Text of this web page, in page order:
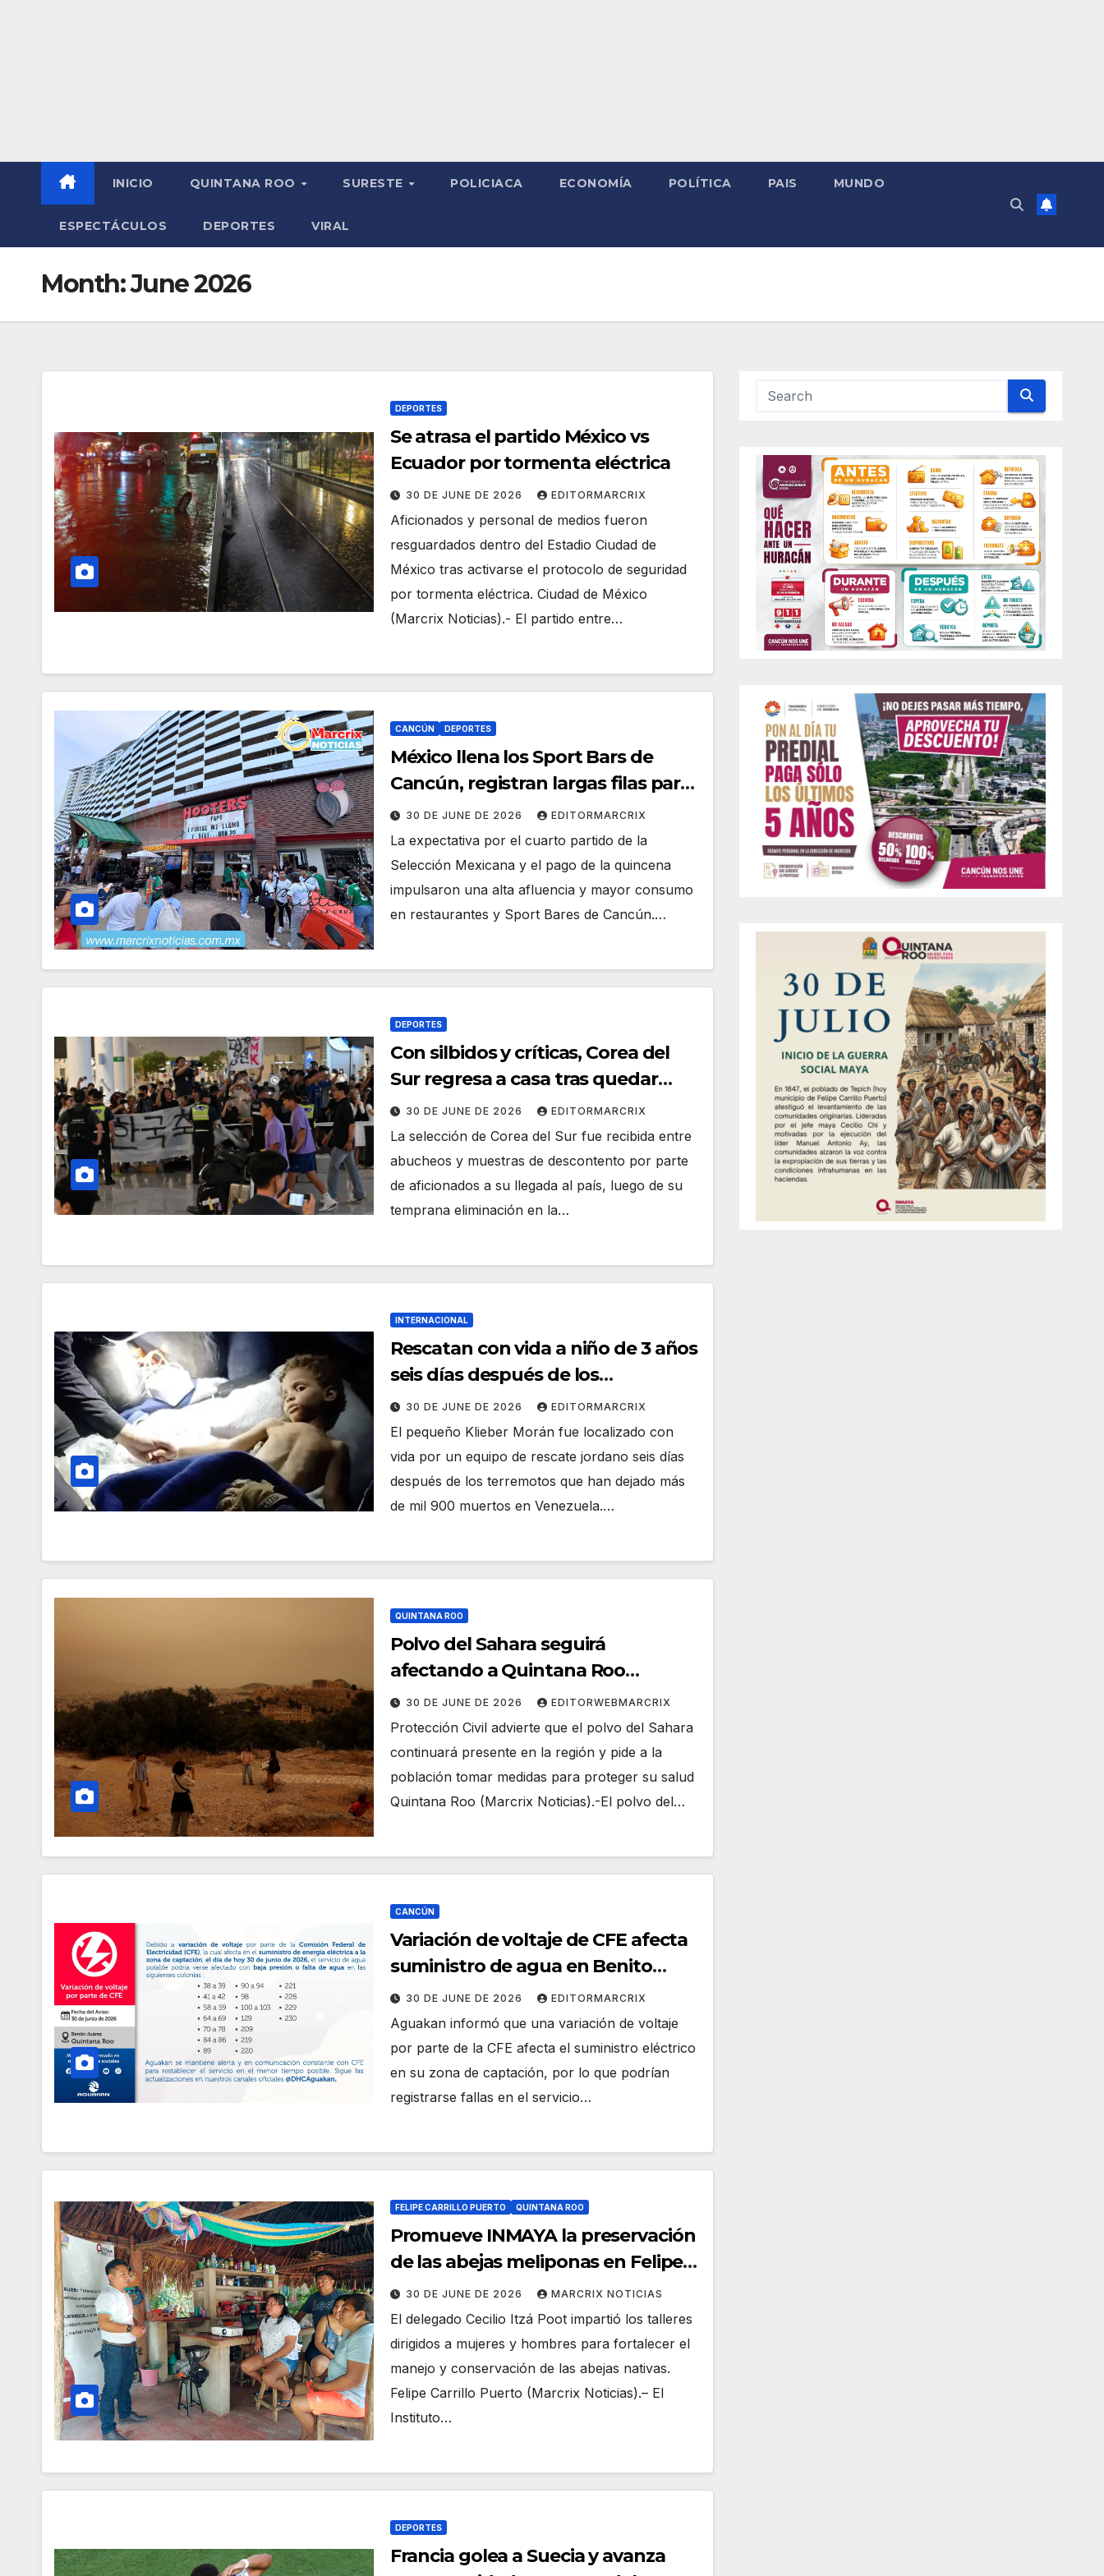
INICIO QUINTANA ROO SURESTE POLICIACA ECONOMÍA POLÍTICA PAIS MUNDO
ESPECTÁCULOS DEPORTES VIRAL
Month:June 2026
DEPORTES
Se atrasa el partido México vs
Ecuador por tormenta eléctrica
30 DE JUNE DE 2026 EDITORMARCRIX
Aficionados y personal de medios fueron
resguardados dentro del Estadio Ciudad de
México tras activarse el protocolo de seguridad
por tormenta eléctrica. Ciudad de México
(Marcrix Noticias).- El partido entre…
CANCÚN DEPORTES
México llena los Sport Bars de
Cancún, registran largas filas para
ver el Mundial 2026
30 DE JUNE DE 2026 EDITORMARCRIX
La expectativa por el cuarto partido de la
Selección Mexicana y el pago de la quincena
impulsaron una alta afluencia y mayor consumo
en restaurantes y Sport Bares de Cancún.…
DEPORTES
Con silbidos y críticas, Corea del
Sur regresa a casa tras quedar
fuera del Mundial
30 DE JUNE DE 2026 EDITORMARCRIX
La selección de Corea del Sur fue recibida entre
abucheos y muestras de descontento por parte
de aficionados a su llegada al país, luego de su
temprana eliminación en la…
INTERNACIONAL
Rescatan con vida a niño de 3 años
seis días después de los
terremotos en Venezuela
30 DE JUNE DE 2026 EDITORMARCRIX
El pequeño Klieber Morán fue localizado con
vida por un equipo de rescate jordano seis días
después de los terremotos que han dejado más
de mil 900 muertos en Venezuela.…
QUINTANA ROO
Polvo del Sahara seguirá
afectando a Quintana Roo
durante la temporada de calor
30 DE JUNE DE 2026 EDITORWEBMARCRIX
Protección Civil advierte que el polvo del Sahara
continuará presente en la región y pide a la
población tomar medidas para proteger su salud
Quintana Roo (Marcrix Noticias).-El polvo del…
CANCÚN
Variación de voltaje de CFE afecta
suministro de agua en Benito
Juárez
30 DE JUNE DE 2026 EDITORMARCRIX
Aguakan informó que una variación de voltaje
por parte de la CFE afecta el suministro eléctrico
en su zona de captación, por lo que podrían
registrarse fallas en el servicio…
FELIPE CARRILLO PUERTO QUINTANA ROO
Promueve INMAYA la preservación
de las abejas meliponas en Felipe
Carrillo Puerto
30 DE JUNE DE 2026 MARCRIX NOTICIAS
El delegado Cecilio Itzá Poot impartió los talleres
dirigidos a mujeres y hombres para fortalecer el
manejo y conservación de las abejas nativas.
Felipe Carrillo Puerto (Marcrix Noticias).– El
Instituto…
DEPORTES
Francia golea a Suecia y avanza